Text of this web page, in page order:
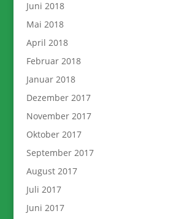
Juni 2018
Mai 2018
April 2018
Februar 2018
Januar 2018
Dezember 2017
November 2017
Oktober 2017
September 2017
August 2017
Juli 2017
Juni 2017